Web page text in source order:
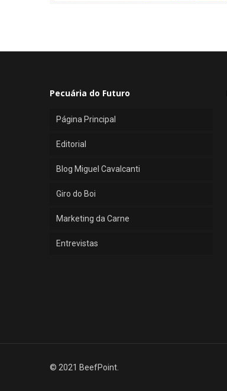
Pecuária do Futuro
Página Principal
Editorial
Blog Miguel Cavalcanti
Giro do Boi
Marketing da Carne
Entrevistas
© 2021 BeefPoint.